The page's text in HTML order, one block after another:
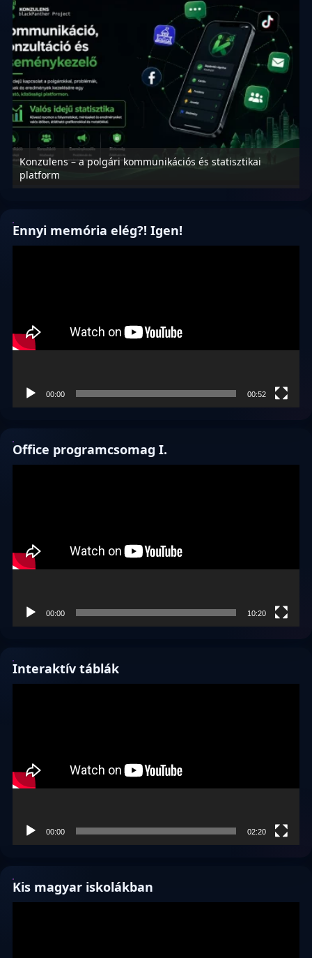
Konzulens – a polgári kommunikációs és statisztikai
platform
Ennyi memória elég?! Igen!
00:00 00:52
Office programcsomag I.
00:00 10:20
Interaktív táblák
00:00 02:20
Kis magyar iskolákban